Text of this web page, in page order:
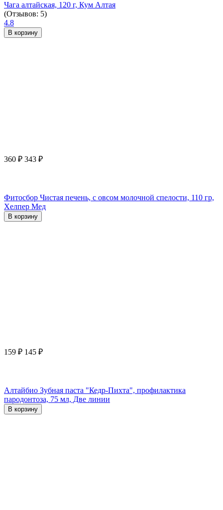
Чага алтайская, 120 г, Кум Алтая
(Отзывов: 5)
4.8
В корзину
360 ₽ 343 ₽
Фитосбор Чистая печень, с овсом молочной спелости, 110 гр,
Хелпер Мед
В корзину
159 ₽ 145 ₽
Алтайбио Зубная паста "Кедр-Пихта", профилактика
пародонтоза, 75 мл, Две линии
В корзину